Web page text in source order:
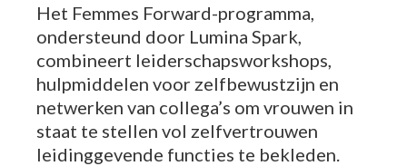
Het Femmes Forward-programma,
ondersteund door Lumina Spark,
combineert leiderschapsworkshops,
hulpmiddelen voor zelfbewustzijn en
netwerken van collega’s om vrouwen in
staat te stellen vol zelfvertrouwen
leidinggevende functies te bekleden.